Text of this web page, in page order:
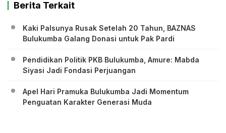
Berita Terkait
Kaki Palsunya Rusak Setelah 20 Tahun, BAZNAS
Bulukumba Galang Donasi untuk Pak Pardi
Pendidikan Politik PKB Bulukumba, Amure: Mabda
Siyasi Jadi Fondasi Perjuangan
Apel Hari Pramuka Bulukumba Jadi Momentum
Penguatan Karakter Generasi Muda